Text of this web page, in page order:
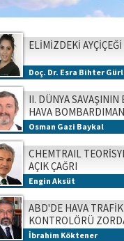
ELİMİZDEKİ AYÇİÇEĞİ
Doç. Dr. Esra Bihter
II. DÜNYA SAVAŞININ
HAVA
Osman Gazi Baykal
CHEMTRAIL
AÇIK ÇAĞRI
Engin Aksüt
ABD'DE HAVA TRAFİK
KONTROLÖRÜ
İbrahim Köktener